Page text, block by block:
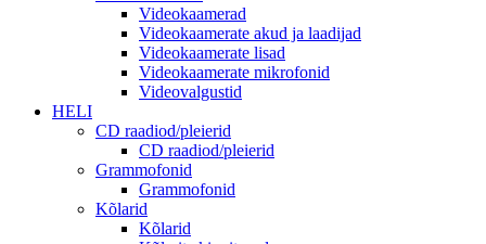
Videokaamerad
Videokaamerate akud ja laadijad
Videokaamerate lisad
Videokaamerate mikrofonid
Videovalgustid
HELI
CD raadiod/pleierid
CD raadiod/pleierid
Grammofonid
Grammofonid
Kõlarid
Kõlarid